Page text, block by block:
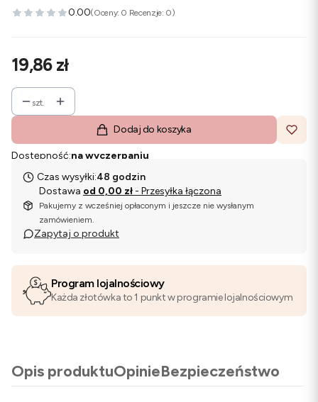
0.00(Oceny: 0 Recenzje: 0)
Cena
19,86 zł
szt.
Dodaj do koszyka
Dostępność:na wyczerpaniu
Czas wysyłki:48 godzin
Dostawa od 0,00 zł - Przesyłka łączona
Pakujemy z wcześniej opłaconym i jeszcze nie wysłanym
zamówieniem.
Zapytaj o produkt
Program lojalnościowy
Każda złotówka to 1 punkt w programie lojalnościowym
Opis produktuOpinieBezpieczeństwo